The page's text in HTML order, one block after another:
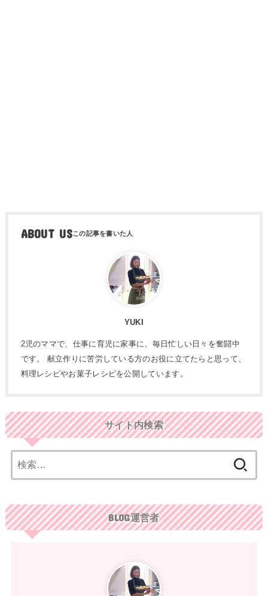
ABOUT US
YUKI
2児のママで、仕事に育児に家事に、毎日忙しい日々を奮闘中
です。 献立作りに苦労している方のお役に立てたらと思って、
料理レシピやお菓子レシピを公開しています。
サイト内検索
索:
BLOG運営者